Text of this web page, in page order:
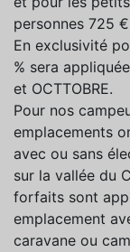
personnes 725 €
En exclusivité
% sera
et OCTTOBRE.
Pour nos
emplacements
avec ou sans
sur la vallée du
forfaits sont
emplacement
caravane ou